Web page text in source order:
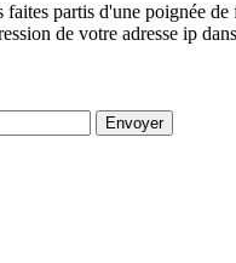
partis d'une poignée
de votre adresse ip